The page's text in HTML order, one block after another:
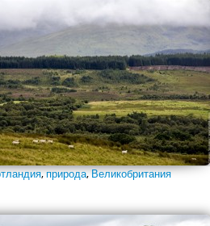
,природа,Великобритания